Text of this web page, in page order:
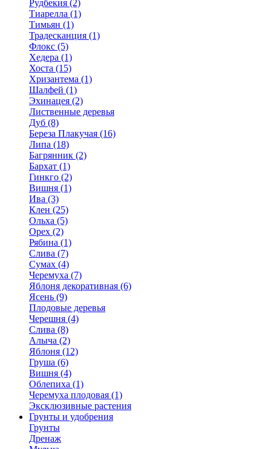
Рудбекия (2)
Тиарелла (1)
Тимьян (1)
Традесканция (1)
Флокс (5)
Хедера (1)
Хоста (15)
Хризантема (1)
Шалфей (1)
Эхинацея (2)
Лиственные деревья
Дуб (8)
Береза Плакучая (16)
Липа (18)
Багрянник (2)
Бархат (1)
Гинкго (2)
Вишня (1)
Ива (3)
Клен (25)
Ольха (5)
Орех (2)
Рябина (1)
Слива (7)
Сумах (4)
Черемуха (7)
Яблоня декоративная (6)
Ясень (9)
Плодовые деревья
Черешня (4)
Слива (8)
Алыча (2)
Яблоня (12)
Груша (6)
Вишня (4)
Облепиха (1)
Черемуха плодовая (1)
Эксклюзивные растения
Грунты и удобрения
Грунты
Дренаж